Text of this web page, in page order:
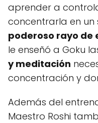
aprender a
concentrarla en
poderoso rayo de
le enseñó a Goku
y meditación
concentración y
Además del
Maestro Roshi